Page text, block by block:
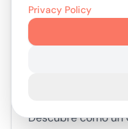
crm para restaurantes
CRM para
negocio en
Descubre cómo un
Privacy Policy